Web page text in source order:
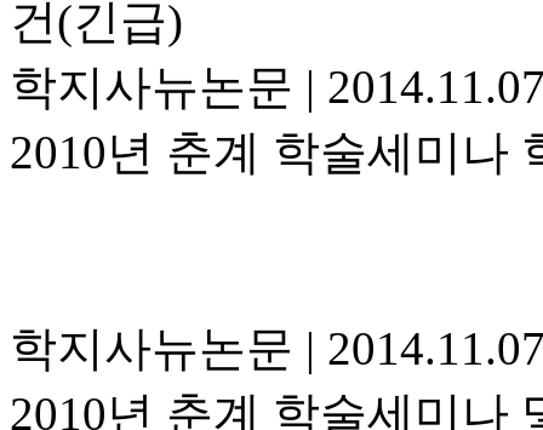
건(긴급)
학지사뉴논문 |
2010년 춘계 학술세미나
학지사뉴논문 |
2010년 춘계 학술세미나